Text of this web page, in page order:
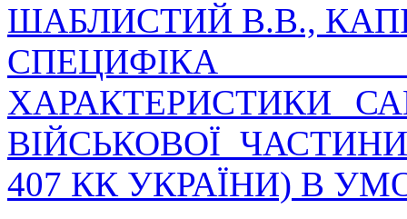
ШАБЛИСТИЙ В.В.,
СПЕЦИФІКА
ХАРАКТЕРИСТИКИ
ВІЙСЬКОВОЇ
407 КК УКРАЇНИ) В